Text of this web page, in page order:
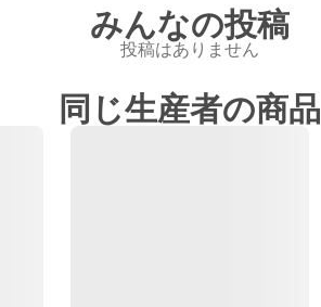
みんなの投稿
投稿はありません
同じ生産者の商品